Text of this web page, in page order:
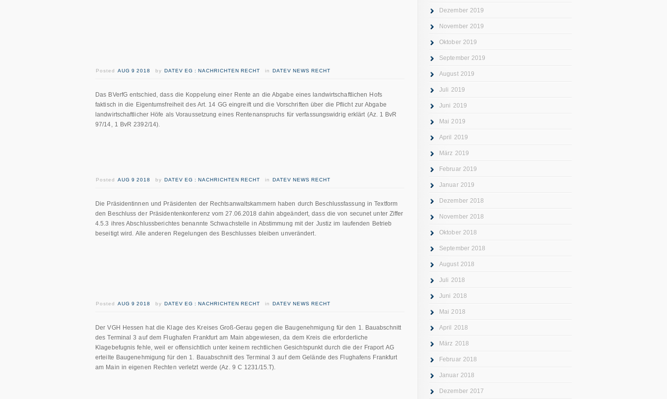
Posted AUG 9 2018 by DATEV EG : NACHRICHTEN RECHT in DATEV NEWS RECHT
Das BVerfG entschied, dass die Koppelung einer Rente an die Abgabe eines landwirtschaftlichen Hofs
faktisch in die Eigentumsfreiheit des Art. 14 GG eingreift und die Vorschriften über die Pflicht zur Abgabe
landwirtschaftlicher Höfe als Voraussetzung eines Rentenanspruchs für verfassungswidrig erklärt (Az. 1 BvR
97/14, 1 BvR 2392/14).
Posted AUG 9 2018 by DATEV EG : NACHRICHTEN RECHT in DATEV NEWS RECHT
Die Präsidentinnen und Präsidenten der Rechtsanwaltskammern haben durch Beschlussfassung in Textform
den Beschluss der Präsidentenkonferenz vom 27.06.2018 dahin abgeändert, dass die von secunet unter Ziffer
4.5.3 ihres Abschlussberichtes benannte Schwachstelle in Abstimmung mit der Justiz im laufenden Betrieb
beseitigt wird. Alle anderen Regelungen des Beschlusses bleiben unverändert.
Posted AUG 9 2018 by DATEV EG : NACHRICHTEN RECHT in DATEV NEWS RECHT
Der VGH Hessen hat die Klage des Kreises Groß-Gerau gegen die Baugenehmigung für den 1. Bauabschnitt
des Terminal 3 auf dem Flughafen Frankfurt am Main abgewiesen, da dem Kreis die erforderliche
Klagebefugnis fehle, weil er offensichtlich unter keinem rechtlichen Gesichtspunkt durch die der Fraport AG
erteilte Baugenehmigung für den 1. Bauabschnitt des Terminal 3 auf dem Gelände des Flughafens Frankfurt
am Main in eigenen Rechten verletzt werde (Az. 9 C 1231/15.T).
Dezember 2019
November 2019
Oktober 2019
September 2019
August 2019
Juli 2019
Juni 2019
Mai 2019
April 2019
März 2019
Februar 2019
Januar 2019
Dezember 2018
November 2018
Oktober 2018
September 2018
August 2018
Juli 2018
Juni 2018
Mai 2018
April 2018
März 2018
Februar 2018
Januar 2018
Dezember 2017